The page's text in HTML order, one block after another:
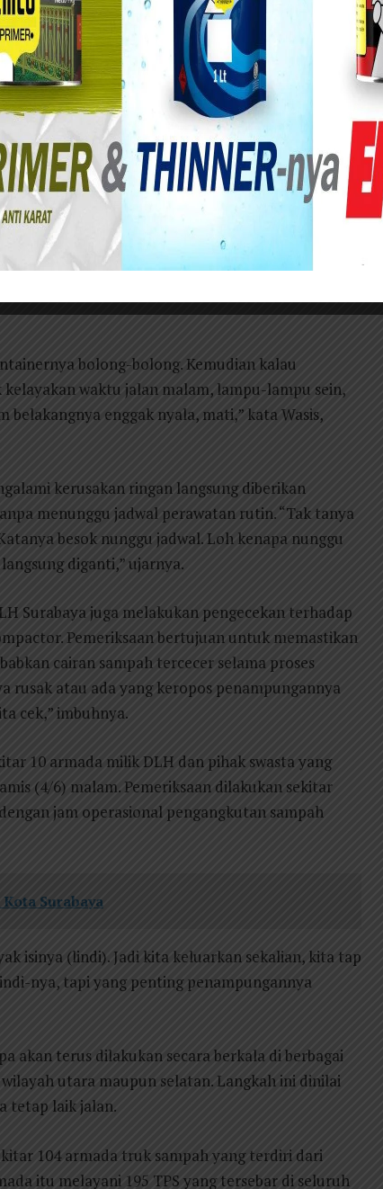
Surabaya terus melakukan evaluasi dan
sampah yang melayani pengangkutan dari
Tempat Pembuangan Akhir (TPA). Upaya ini
yang berpotensi menimbulkan bau tidak sedap
Surabaya, inspeksi mendadak (sidak) terhadap
berkala. Salah satu kegiatan pengawasan
Tandes pada Kamis (4/6) malam.
DLH Surabaya Wasis Sutikno mengatakan,
armada yang perlu mendapat perhatian,
bolong-bolong. Kemudian kalau
waktu jalan malam, lampu-lampu sein,
enggak nyala, mati,” kata Wasis,
kerusakan ringan langsung diberikan
menunggu jadwal perawatan rutin. “Tak tanya
besok nunggu jadwal. Loh kenapa nunggu
diganti,” ujarnya.
Surabaya juga melakukan pengecekan terhadap
Pemeriksaan bertujuan untuk memastikan
cairan sampah tercecer selama proses
rusak atau ada yang keropos penampungannya
cek,” imbuhnya.
10 armada milik DLH dan pihak swasta yang
(4/6) malam. Pemeriksaan dilakukan sekitar
jam operasional pengangkutan sampah
Surabaya
isinya (lindi). Jadi kita keluarkan sekalian, kita tap
nya, tapi yang penting penampungannya
akan terus dilakukan secara berkala di berbagai
utara maupun selatan. Langkah ini dinilai
tetap laik jalan.
104 armada truk sampah yang terdiri dari
itu melayani 195 TPS yang tersebar di seluruh